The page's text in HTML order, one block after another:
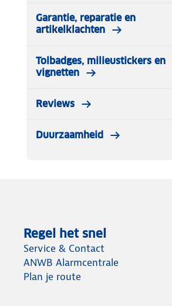
Garantie, reparatie en
artikelklachten
Tolbadges, milieustickers en
vignetten
Reviews
Duurzaamheid
Regel het snel
Service & Contact
ANWB Alarmcentrale
Plan je route